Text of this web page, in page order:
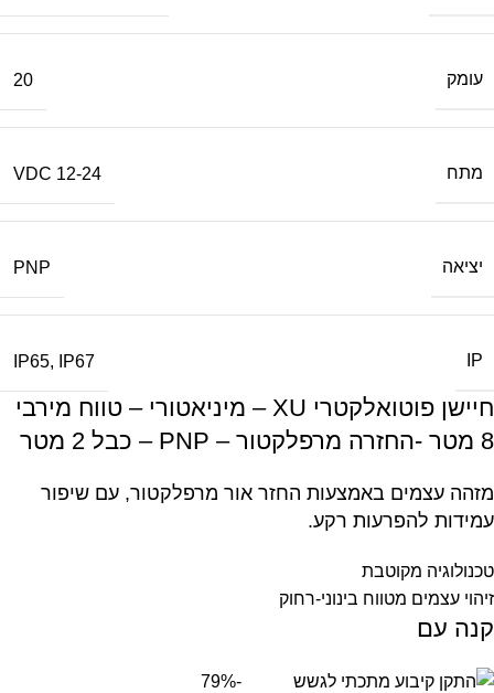
עומק 20
מתח 12-24 VDC
יציאה PNP
IP
IP65, IP67
חיישן פוטואלקטרי XU – מיניאטורי – טווח מירבי
8 מטר -החזרה מרפלקטור – PNP – כבל 2 מטר
מזהה עצמים באמצעות החזר אור מרפלקטור, עם שיפור
עמידות להפרעות רקע.
טכנולוגיה מקוטבת
זיהוי עצמים מטווח בינוני-רחוק
קנה עם
-79%